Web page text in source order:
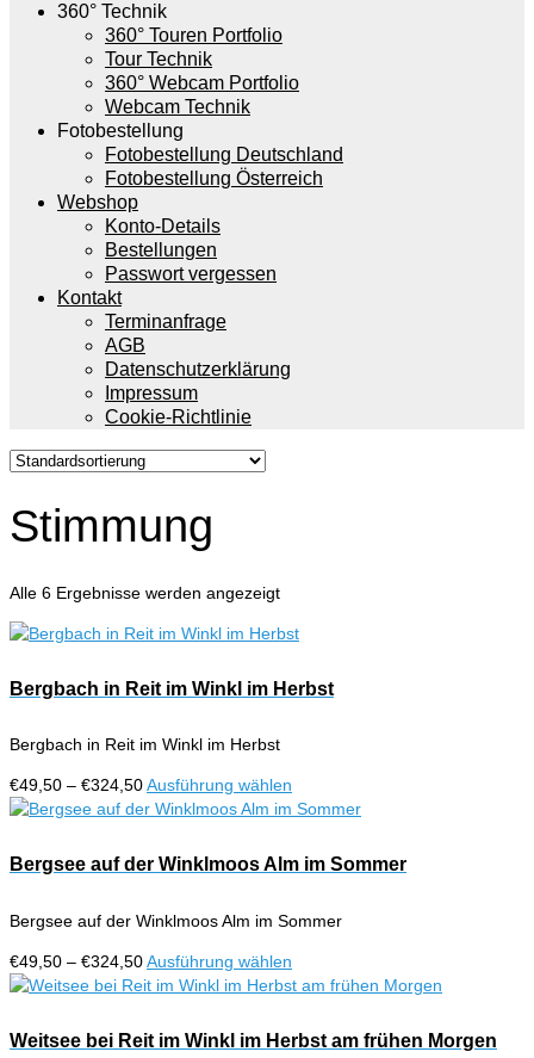
360° Technik
360° Touren Portfolio
Tour Technik
360° Webcam Portfolio
Webcam Technik
Fotobestellung
Fotobestellung Deutschland
Fotobestellung Österreich
Webshop
Konto-Details
Bestellungen
Passwort vergessen
Kontakt
Terminanfrage
AGB
Datenschutzerklärung
Impressum
Cookie-Richtlinie
Stimmung
Alle 6 Ergebnisse werden angezeigt
Bergbach in Reit im Winkl im Herbst
Bergbach in Reit im Winkl im Herbst
€49,50 – €324,50Preisspanne:
€49,50
€324,50
Ausführung wählen
Produkt
mehrere
Varianten
Die
können
auf
Produktseite
Bergsee auf der Winklmoos Alm im Sommer
Bergsee auf der Winklmoos Alm im Sommer
€49,50 – €324,50Preisspanne:
€49,50
€324,50
Ausführung wählen
Produkt
mehrere
Weitsee bei Reit im Winkl im Herbst am frühen Morgen